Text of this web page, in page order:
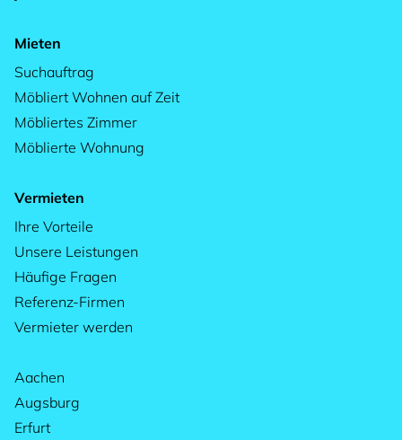
Mieten
Suchauftrag
Möbliert Wohnen auf Zeit
Möbliertes Zimmer
Möblierte Wohnung
Vermieten
Ihre Vorteile
Unsere Leistungen
Häufige Fragen
Referenz-Firmen
Vermieter werden
Aachen
Augsburg
Erfurt